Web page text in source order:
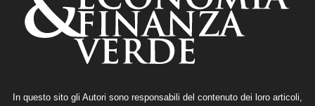
In questo sito gli Autori sono responsabili del contenuto dei loro articoli,